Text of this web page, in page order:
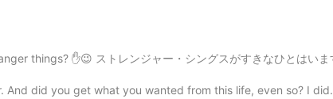
✋😉 ストレンジャー・シングスがすきなひとはいますか？ Love
And did you get what you wanted from this life, even so? I